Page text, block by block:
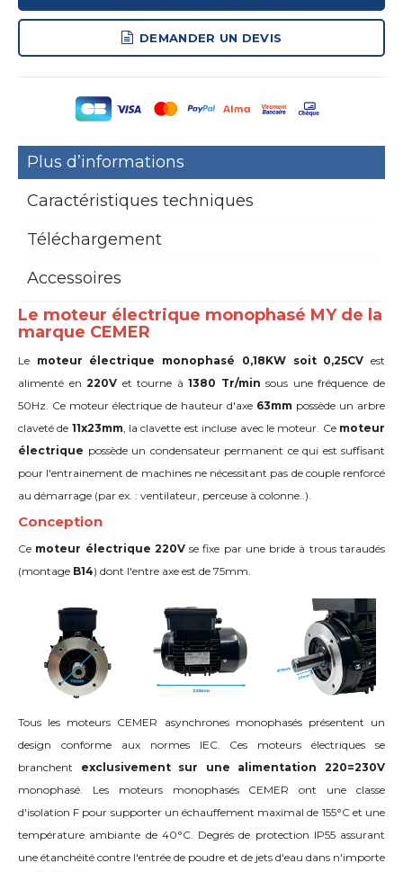
DEMANDER UN DEVIS
Plus d’informations
Caractéristiques techniques
Téléchargement
Accessoires
Le moteur électrique monophasé MY de la
marque CEMER
Le moteur électrique monophasé 0,18KW soit 0,25CV est
alimenté en220V et tourne à1380 Tr/min sous une fréquence de
50Hz. Ce moteur électrique de hauteur d'axe 63mm possède un arbre
claveté de 11x23mm, la clavette est incluse avec le moteur. Ce moteur
électrique possède un condensateur permanent ce qui est suffisant
pour l'entrainement de machines ne nécessitant pas de couple renforcé
au démarrage (par ex. : ventilateur, perceuse à colonne..).
Conception
Ce moteur électrique 220Vse fixe par une bride à trous taraudés
(montage B14) dont l'entre axe est de 75mm.
Tous les moteurs CEMER asynchrones monophasés présentent un
design conforme aux normes IEC. Ces moteurs électriques se
branchent exclusivement sur une alimentation 220=230V
monophasé. Les moteurs monophasés CEMER ont une classe
d'isolation F pour supporter un échauffement maximal de 155°C et une
température ambiante de 40°C. Degrés de protection IP55 assurant
une étanchéité contre l'entrée de poudre et de jets d'eau dans n'importe